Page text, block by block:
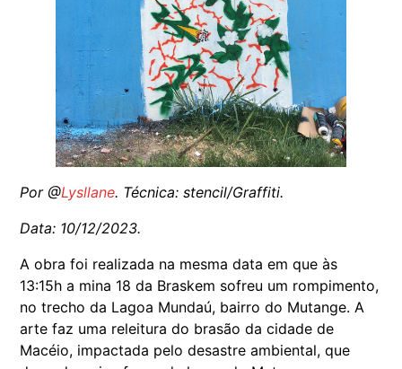
Por @Lysllane. Técnica: stencil/Graffiti.
Data: 10/12/2023.
A obra foi realizada na mesma data em que às
13:15h a mina 18 da Braskem sofreu um rompimento,
no trecho da Lagoa Mundaú, bairro do Mutange. A
arte faz uma releitura do brasão da cidade de
Macéio, impactada pelo desastre ambiental, que